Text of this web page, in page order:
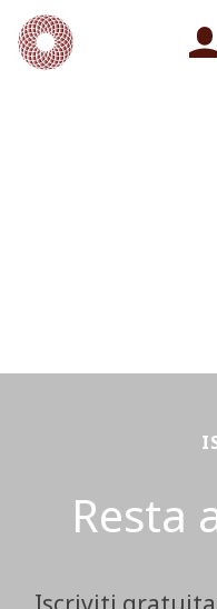
Resta